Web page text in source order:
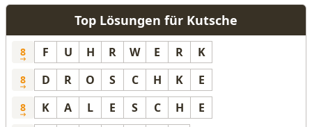
Top Lösungen für Kutsche
8 F U H R W E R K
8 D R O S C H K E
8 K A L E S C H E